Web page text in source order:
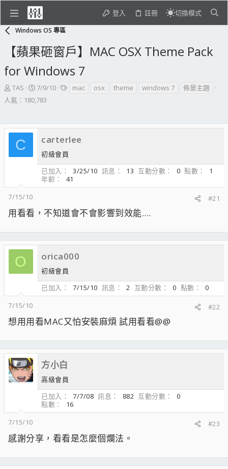
登入 註冊 切換模式
Windows OS 專區
【蘋果砸窗戶】MAC OSX Theme Pack
for Windows 7
主
題
人
TAS
開
始
7/9/10
標mac osx theme windows 7
佈景主題
人氣：180,783
C carterlee
初級會員
已加入
3/25/10 訊息 13 互動分數 0 點數
1
年齡
41
7/15/10
#21
用看看，不知道會不會影響到效能....
O orica000
初級會員
已加入
7/15/10 訊息 2 互動分數 0 點數
0
7/15/10
#22
想用用看MAC又怕安裝麻煩 試用看看@@
方小白
高級會員
已加入
7/7/08 訊息 882 互動分數
0
點數
16
7/15/10
#23
感謝分享，看看是怎麼個爛法。